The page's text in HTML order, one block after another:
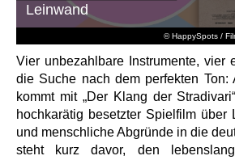
© HappySpots /
Leinwand
Vier unbezahlbare Instrumente, vier
die Suche nach dem perfekten Ton:
kommt mit „Der Klang der
hochkarätig besetzter Spielfilm über
und menschliche Abgründe in die
steht kurz davor, den